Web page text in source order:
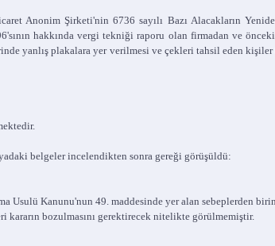
Anonim Şirketi'nin 6736 sayılı Bazı Alacakların
hakkında vergi tekniği raporu olan firmadan ve
yanlış plakalara yer verilmesi ve çekleri tahsil eden
belgeler incelendikten sonra gereği görüşüldü:
Usulü Kanunu'nun 49. maddesinde yer alan sebeplerden
bozulmasını gerektirecek nitelikte görülmemiştir.